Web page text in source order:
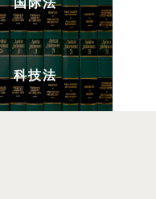
科技法